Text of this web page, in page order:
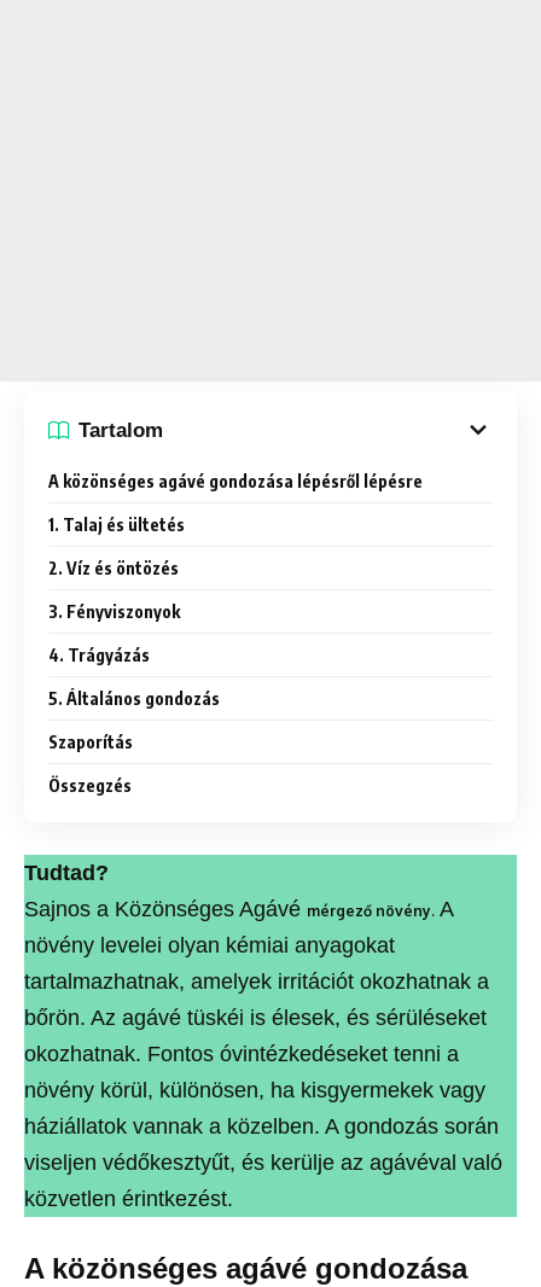
Tartalom
A közönséges agávé gondozása lépésről lépésre
1. Talaj és ültetés
2. Víz és öntözés
3. Fényviszonyok
4. Trágyázás
5. Általános gondozás
Szaporítás
Összegzés
Tudtad?
Sajnos a Közönséges Agávé mérgező növény. A
növény levelei olyan kémiai anyagokat
tartalmazhatnak, amelyek irritációt okozhatnak a
bőrön. Az agávé tüskéi is élesek, és sérüléseket
okozhatnak. Fontos óvintézkedéseket tenni a
növény körül, különösen, ha kisgyermekek vagy
háziállatok vannak a közelben. A gondozás során
viseljen védőkesztyűt, és kerülje az agávéval való
közvetlen érintkezést.
A közönséges agávé gondozása